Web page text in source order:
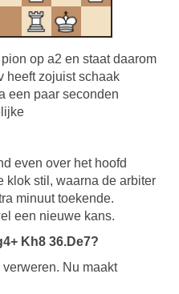
op a2 en staat daarom
heeft zojuist schaak
een paar seconden
even over het hoofd
klok stil, waarna de arbiter
minuut toekende.
een nieuwe kans.
Kh8 36.De7?
Nu maakt